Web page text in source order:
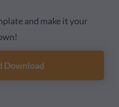
and make it your
Download